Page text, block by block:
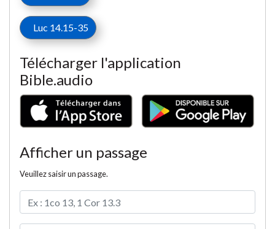
Luc 14.15-35
Télécharger l'application
Bible.audio
Afficher un passage
Veuillez saisir un passage.